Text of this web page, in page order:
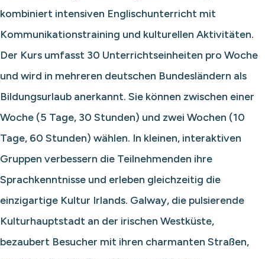
kombiniert intensiven Englischunterricht mit
Kommunikationstraining und kulturellen Aktivitäten.
Der Kurs umfasst 30 Unterrichtseinheiten pro Woche
und wird in mehreren deutschen Bundesländern als
Bildungsurlaub anerkannt. Sie können zwischen einer
Woche (5 Tage, 30 Stunden) und zwei Wochen (10
Tage, 60 Stunden) wählen. In kleinen, interaktiven
Gruppen verbessern die Teilnehmenden ihre
Sprachkenntnisse und erleben gleichzeitig die
einzigartige Kultur Irlands. Galway, die pulsierende
Kulturhauptstadt an der irischen Westküste,
bezaubert Besucher mit ihren charmanten Straßen,